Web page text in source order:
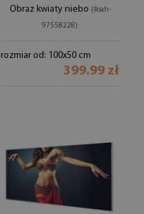
Obraz kwiaty niebo (#oah-
97558228)
rozmiar od: 100x50 cm
399.99 zł